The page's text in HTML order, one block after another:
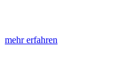
mehr erfahren